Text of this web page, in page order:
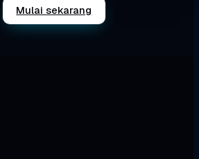
Mulai sekarang